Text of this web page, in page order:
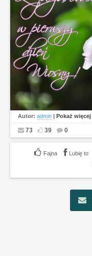
Autor: admin | Pokaż więcej
73 39 0
Lubię to